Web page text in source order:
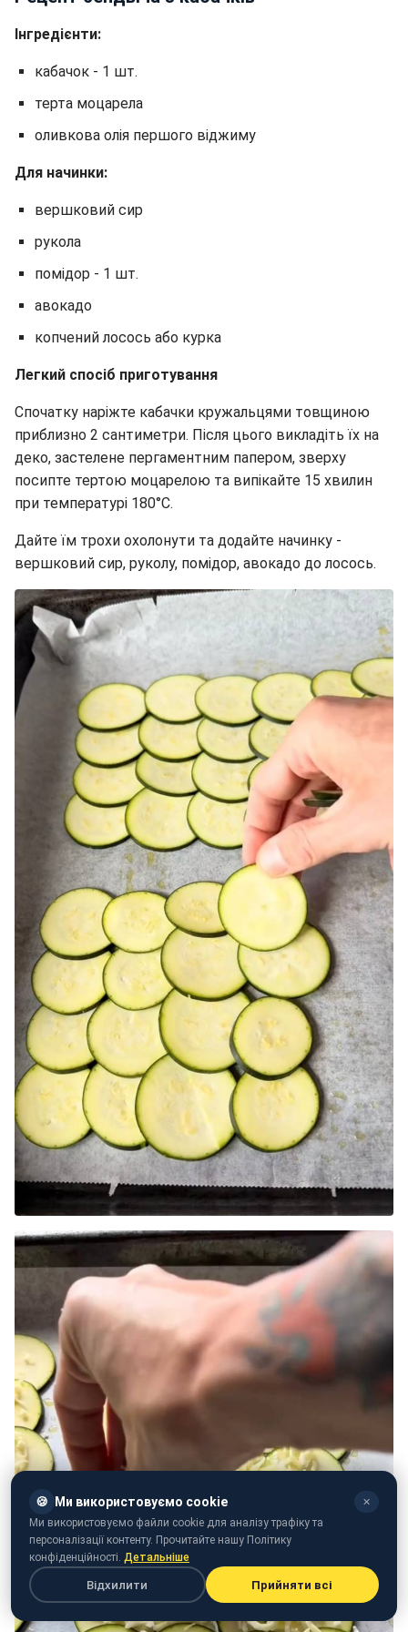
Інгредієнти:
кабачок - 1 шт.
терта моцарела
оливкова олія першого віджиму
Для начинки:
вершковий сир
рукола
помідор - 1 шт.
авокадо
копчений лосось або курка
Легкий спосіб приготування
Спочатку наріжте кабачки кружальцями товщиною
приблизно 2 сантиметри. Після цього викладіть їх на
деко, застелене пергаментним папером, зверху
посипте тертою моцарелою та випікайте 15 хвилин
при температурі 180°C.
Дайте їм трохи охолонути та додайте начинку -
вершковий сир, руколу, помідор, авокадо до лосось.
🍪 Ми використовуємо cookie ✕
Ми використовуємо файли cookie для аналізу трафіку та
персоналізації контенту. Прочитайте нашу Політику
конфіденційності. Детальніше
Відхилити Прийняти всі